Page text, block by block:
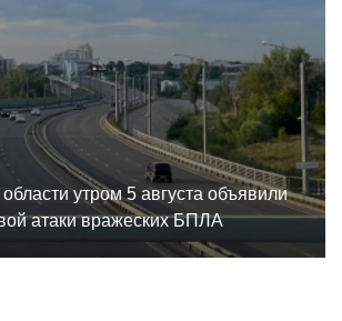
утром 5 августа объявили
атаки вражеских БПЛА